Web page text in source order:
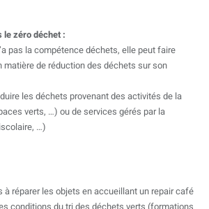
le zéro déchet :
pas la compétence déchets, elle peut faire
matière de réduction des déchets sur son
les déchets provenant des activités de la
verts, …) ou de services gérés par la
…)
à réparer les objets en accueillant un repair café